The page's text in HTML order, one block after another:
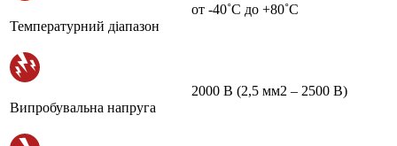
Температурний діапазон
от -40˚С до +80˚С
Випробувальна напруга
2000 В (2,5 мм2 – 2500 В)